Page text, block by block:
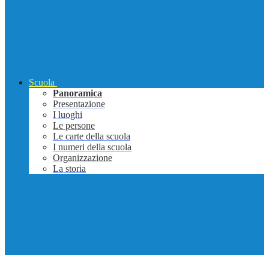
Scuola
Panoramica
Presentazione
I luoghi
Le persone
Le carte della scuola
I numeri della scuola
Organizzazione
La storia